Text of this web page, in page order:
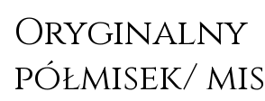
Oryginalny
półmisek/